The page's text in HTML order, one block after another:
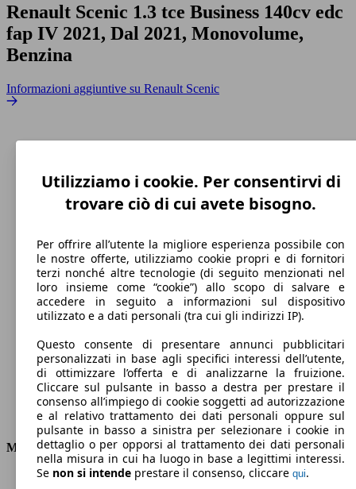
Renault Scenic 1.3 tce Business 140cv edc
fap IV 2021, Dal 2021, Monovolume,
Benzina
Informazioni aggiuntive su Renault Scenic
195 km/h
Velocità massima
Benzina
Carburante
Motore e Prestazioni
KW (PS)
103 kW (140 PS)
Utilizziamo i cookie. Per consentirvi di
trovare ciò di cui avete bisogno.
Per offrire all’utente la migliore esperienza possibile con
le nostre offerte, utilizziamo cookie propri e di fornitori
terzi nonché altre tecnologie (di seguito menzionati nel
loro insieme come “cookie”) allo scopo di salvare e
accedere in seguito a informazioni sul dispositivo
utilizzato e a dati personali (tra cui gli indirizzi IP).
Questo consente di presentare annunci pubblicitari
personalizzati in base agli specifici interessi dell’utente,
di ottimizzare l’offerta e di analizzarne la fruizione.
Cliccare sul pulsante in basso a destra per prestare il
consenso all’impiego di cookie soggetti ad autorizzazione
e al relativo trattamento dei dati personali oppure sul
pulsante in basso a sinistra per selezionare i cookie in
dettaglio o per opporsi al trattamento dei dati personali
nella misura in cui ha luogo in base a legittimi interessi.
Se non si intende prestare il consenso, cliccare qui.